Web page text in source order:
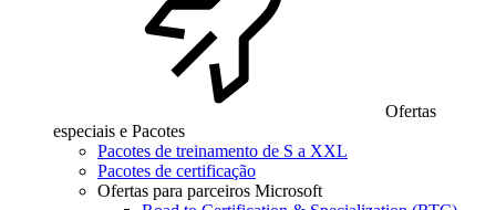
Ofertas
especiais e Pacotes
Pacotes de treinamento de S a XXL
Pacotes de certificação
Ofertas para parceiros Microsoft